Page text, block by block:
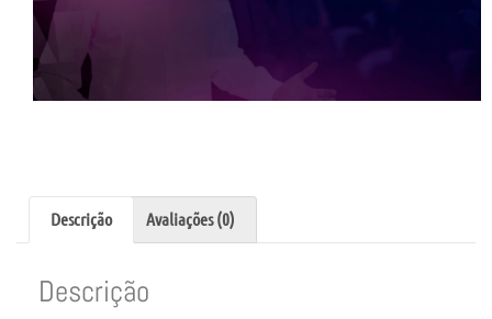
Descrição Avaliações (0)
Descrição